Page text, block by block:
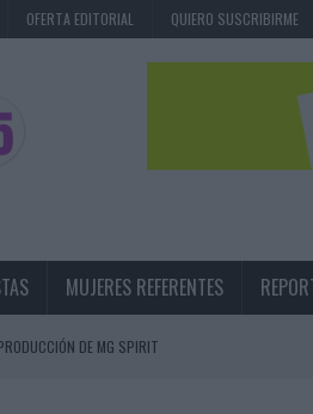
OFERTA EDITORIAL QUIERO SUSCRIBIRME
MUJERES REFERENTES
DE MARCA CON UNA CAMPAÑA QUE CELEBRA SU